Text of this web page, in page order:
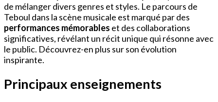
de mélanger divers genres et styles. Le parcours de
Teboul dans la scène musicale est marqué par des
performances mémorables et des collaborations
significatives, révélant un récit unique qui résonne avec
le public. Découvrez-en plus sur son évolution
inspirante.
Principaux enseignements